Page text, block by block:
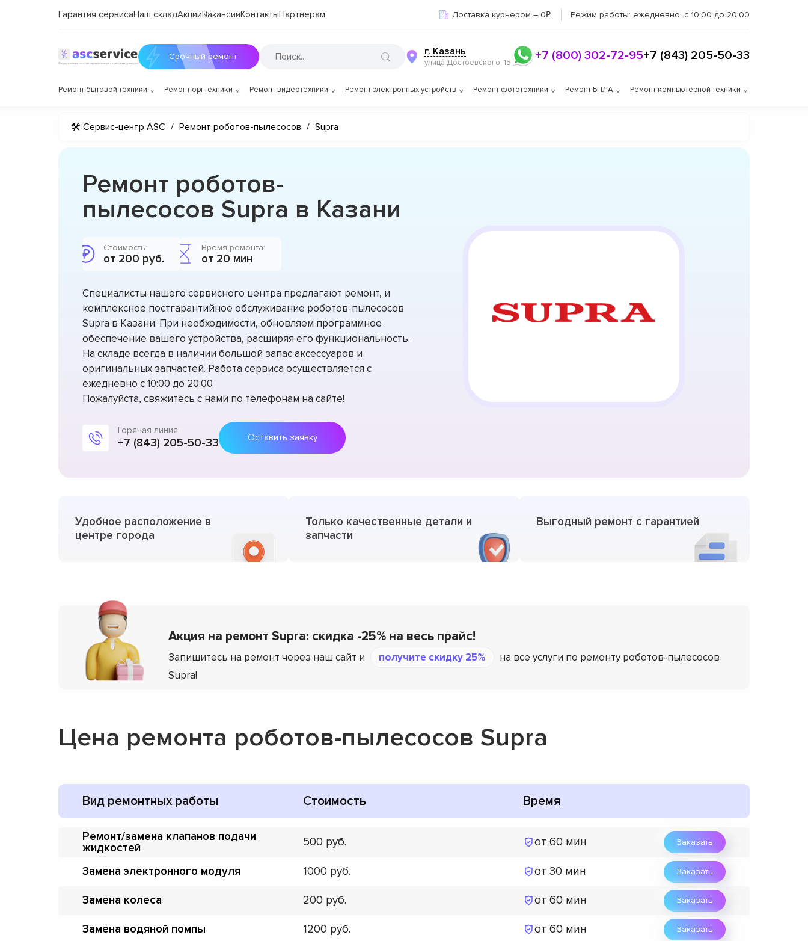
Гарантия сервисаНаш складАкцииВакансииКонтактыПартнёрам Доставка курьером – 0₽ Режим работы: ежедневно, с 10:00 до 20:00
Срочный ремонт г. Казань
улица Достоевского, 15 +7 (800) 302-72-95+7 (843) 205-50-33
Ремонт бытовой техники Ремонт оргтехники Ремонт видеотехники Ремонт электронных устройств Ремонт фототехники Ремонт БПЛА Ремонт компьютерной техники
🛠 Сервис-центр ASC / Ремонт роботов-пылесосов / Supra
Ремонт роботов-
пылесосов Supra в Казани
Стоимость:
от 200 руб.
Время ремонта:
от 20 мин
Специалисты нашего сервисного центра предлагают ремонт, и
комплексное постгарантийное обслуживание роботов-пылесосов
Supra в Казани. При необходимости, обновляем программное
обеспечение вашего устройства, расширяя его функциональность.
На складе всегда в наличии большой запас аксессуаров и
оригинальных запчастей. Работа сервиса осуществляется с
ежедневно с 10:00 до 20:00.
Пожалуйста, свяжитесь с нами по телефонам на сайте!
Горячая линия:
+7 (843) 205-50-33 Оставить заявку
Удобное расположение в
центре города
Только качественные детали и
запчасти
Выгодный ремонт с гарантией
Акция на ремонт Supra: скидка -25% на весь прайс!
Запишитесь на ремонт через наш сайт и получите скидку 25%
на все услуги по ремонту роботов-пылесосов
Supra!
Цена ремонта роботов-пылесосов Supra
Вид ремонтных работы Стоимость Время
Ремонт/замена клапанов подачи
жидкостей
500 от 60 мин Заказать
Замена электронного модуля 1000 от 30 мин Заказать
Замена колеса 200 от 60 мин Заказать
Замена водяной помпы 1200 от 60 мин Заказать